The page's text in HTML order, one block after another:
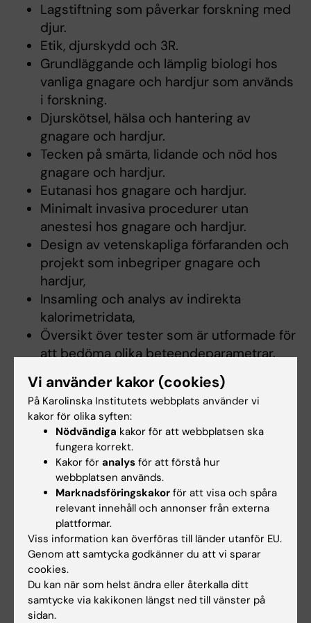
Lagstiftning som påverkar forskning med
djur.
Etik, djurskydd och 3R.
Grundläggande och lämplig biologi hos
vanliga gnagare och hardjur som används
i forskning.
Djurskötsel, hälsa och hantering av
gnagare och hardjur.
Tecken på smärta, lidande och nöd hos
gnagare och hardjur.
Eutanasi hos gnagare och hardjur.
Minimalt invasiva procedurer utan
anestesi hos gnagare och hardjur.
Design av vetenskapliga förfaranden och
projekt som inbegriper gnagare och
hardjur,
Insamling och analys av indirekta
kalorimetridata,
Översikt över tester som är utformade för
att bedöma olika beteendeparametrar.
Arbetsformer
Kursen har en blandning av lärandeaktiviteter
som synkron och asynkron undervisning och
träning med webbaserat lärande, vilket
kombineras och stöds med seminarier,
interaktiva sessioner, diskussioner,
handledning och praktisk hantering av möss
och råttor. Dessutom fokuserar grupparbeten
på ett specifikt vetenskapligt projekt, som
involverar gnagare och hardjur, som
presenteras muntligt och diskuteras.
Vi använder kakor (cookies)
På Karolinska Institutets webbplats använder vi
kakor för olika syften:
Nödvändiga kakor för att webbplatsen ska
fungera korrekt.
Kakor för analys för att förstå hur
webbplatsen används.
Marknadsföringskakor för att visa och spåra
relevant innehåll och annonser från externa
plattformar.
Viss information kan överföras till länder utanför EU.
Genom att samtycka godkänner du att vi sparar
cookies.
Du kan när som helst ändra eller återkalla ditt
samtycke via kakikonen längst ned till vänster på
sidan.